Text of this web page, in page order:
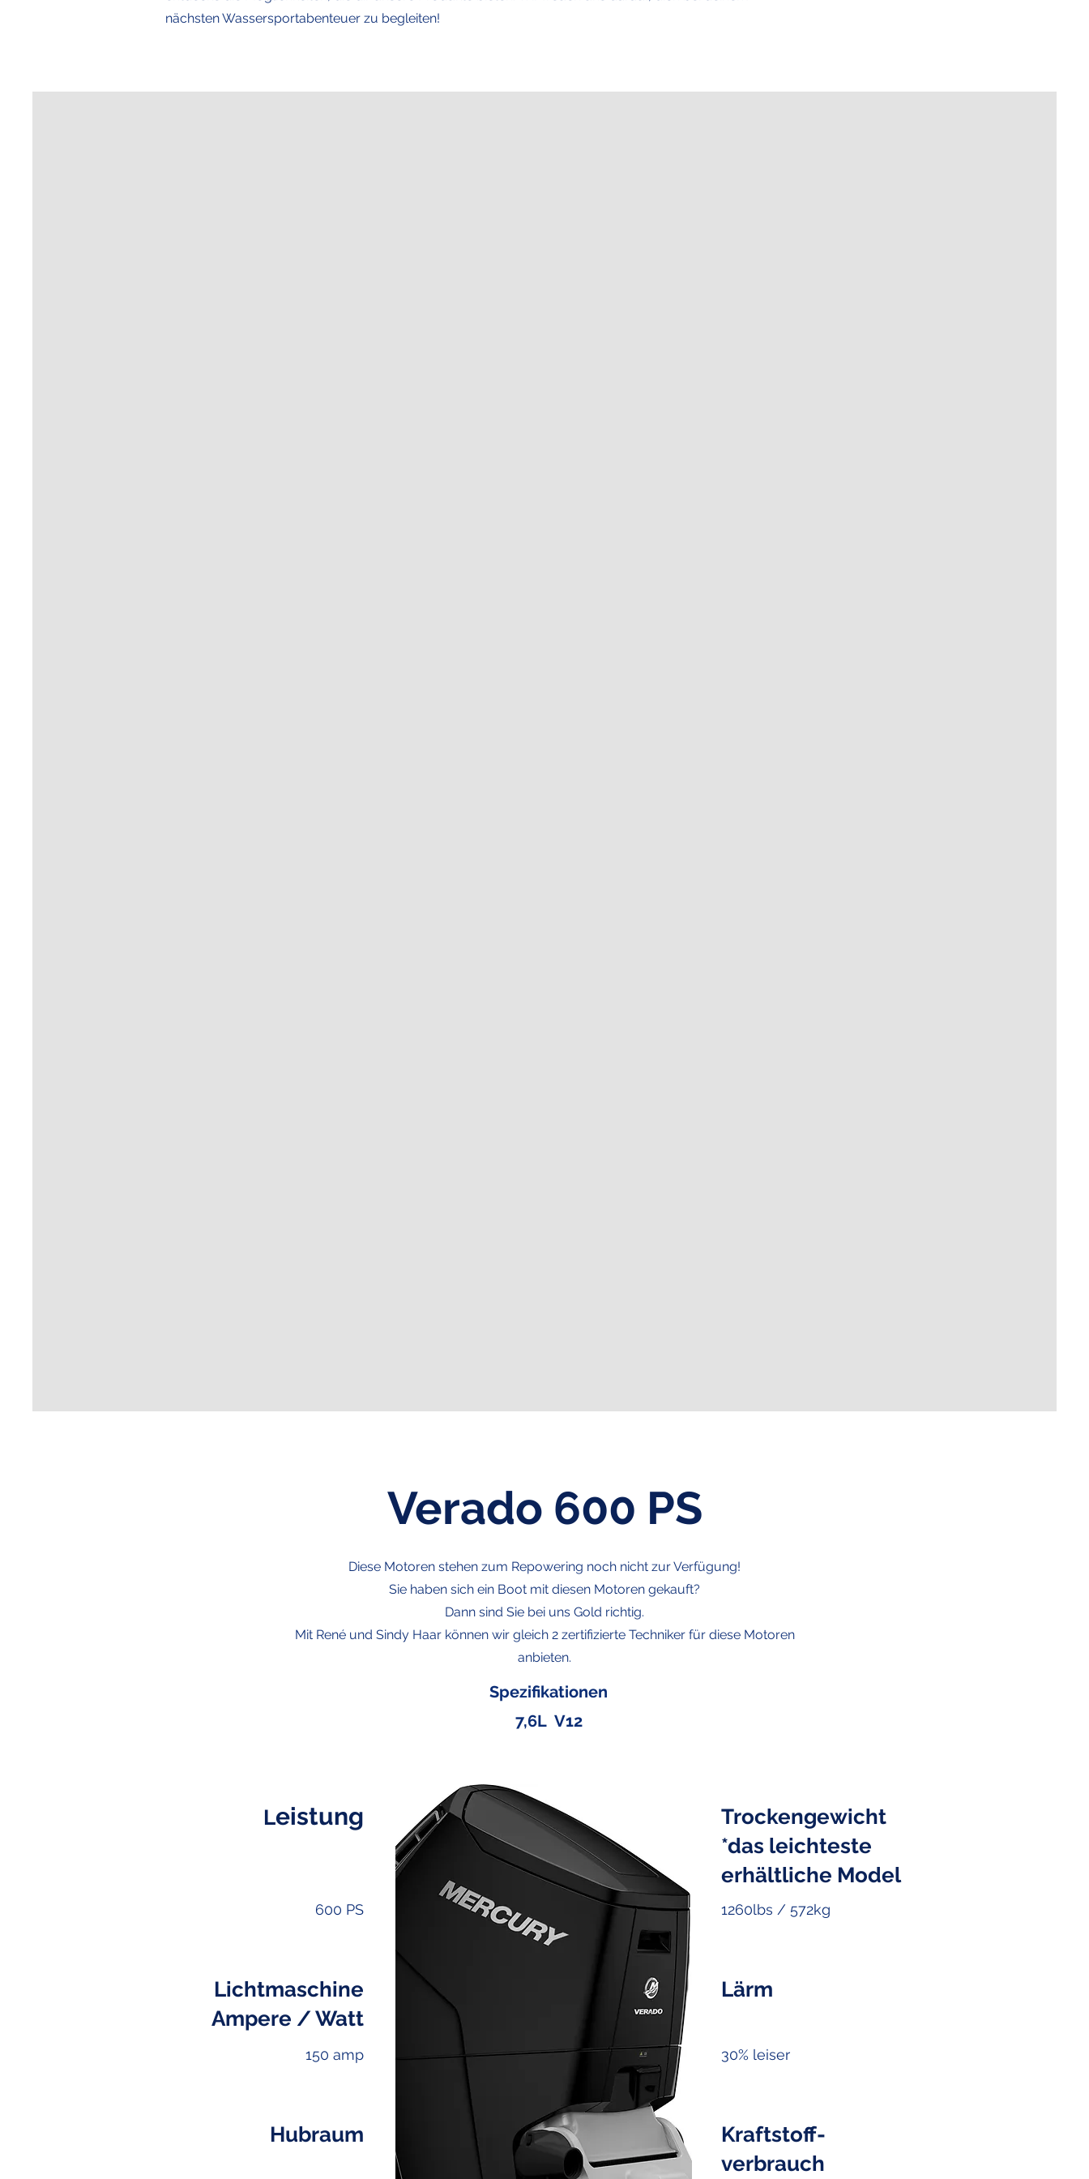
nächsten Wassersportabenteuer zu begleiten!
Verado 600 PS
Diese Motoren stehen zum Repowering noch nicht zur Verfügung!
Sie haben sich ein Boot mit diesen Motoren gekauft?
Dann sind Sie bei uns Gold richtig.
Mit René und Sindy Haar können wir gleich 2 zertifizierte Techniker für diese Motoren
anbieten.
Spezifikationen
7,6L V12
Leistung
600 PS
Lichtmaschine
Ampere / Watt
150 amp
Hubraum
Trockengewicht
*das leichteste
erhältliche Model
1260lbs / 572kg
Lärm
30% leiser
Kraftstoff-
verbrauch